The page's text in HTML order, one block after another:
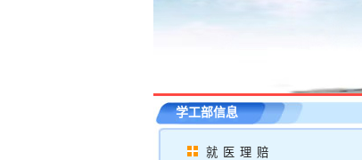
学工部信息
就医理赔